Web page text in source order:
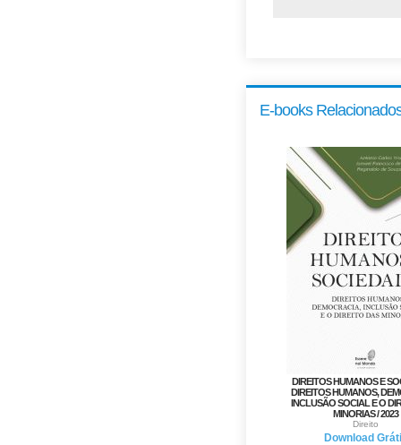
E-books
DIREITOS HUMANOS E
DIREITOS HUMANOS,
INCLUSÃO SOCIAL E O
MINORIAS / 2023
Direito
Download